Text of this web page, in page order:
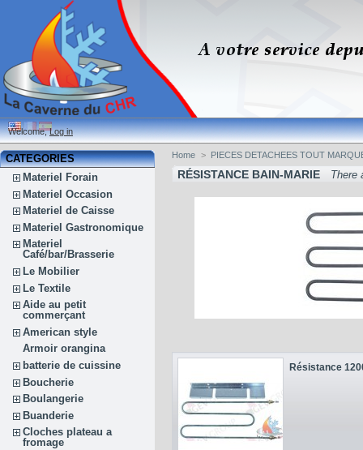
Welcome,Log in
CATEGORIES
Materiel Forain
Materiel Occasion
Materiel de Caisse
Materiel Gastronomique
Materiel
Café/bar/Brasserie
Le Mobilier
Le Textile
Aide au petit
commerçant
American style
Armoir orangina
batterie de cuissine
Boucherie
Boulangerie
Buanderie
Cloches plateau a
fromage
Home > PIECES DETACHEES TOUT
RÉSISTANCE BAIN-MARIE There
Résistance